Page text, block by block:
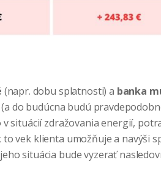
(napr. dobu splatnosti) a banka
do budúcna budú
v situácií zdražovania energií,
vek klienta umožňuje a navýši
situácia bude vyzerať